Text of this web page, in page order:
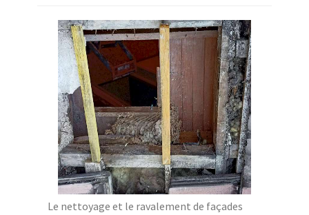
Le nettoyage et le ravalement de façades